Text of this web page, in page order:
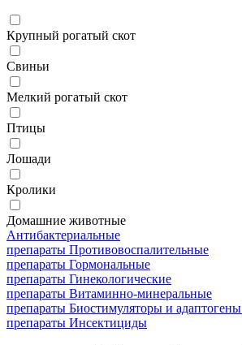
Крупный рогатый скот
Свиньи
Мелкий рогатый скот
Птицы
Лошади
Кролики
Домашние животные
Антибактериальные
препараты Противовоспалительные
препараты Гормональные
препараты Гинекологические
препараты Витаминно-минеральные
препараты Биостимуляторы и адаптогены
препараты Инсектициды